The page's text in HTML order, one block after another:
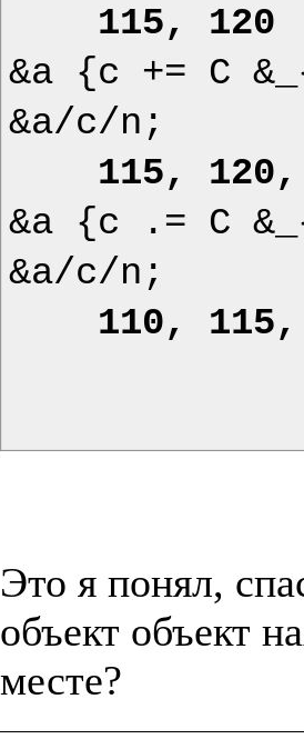
115, 120
&a {c += C
&a/c/n;
115,
&a {c .= C
&a/c/n;
110,
Это я понял,
объект объект